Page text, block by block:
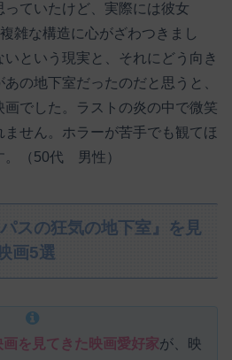
ていたけど、実際には彼女
雑な構造に心がざわつきまし
という現実と、それにどう向き
の地下室だったのだと思うと、
でした。ラストの炎の中で微笑
せん。ホラーが苦手でも観てほ
。（50代 男性）
スの狂気の地下室』を見
画5選
を見てきた映画愛好家が、映